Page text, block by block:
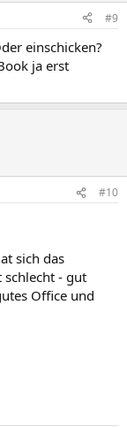
#9
einschicken?
ja erst
#10
sich das
schlecht - gut
Office und